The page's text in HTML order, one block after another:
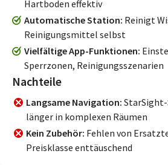
Hartboden effektiv
Automatische Station Reinigt
Reinigungsmittel selbst
Vielfältige App-Funktionen
Sperrzonen, Reinigungsszenarien
Nachteile
Langsame Navigation
länger in komplexen Räumen
Kein Zubehör Fehlen von
Preisklasse enttäuschend